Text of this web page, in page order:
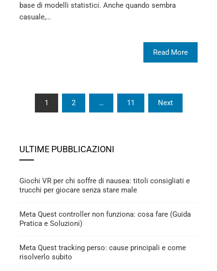
base di modelli statistici. Anche quando sembra
casuale,…
Read More
Paginazione
articoli
1 2 … 11 Next
ULTIME PUBBLICAZIONI
Giochi VR per chi soffre di nausea: titoli consigliati e
trucchi per giocare senza stare male
Meta Quest controller non funziona: cosa fare (Guida
Pratica e Soluzioni)
Meta Quest tracking perso: cause principali e come
risolverlo subito